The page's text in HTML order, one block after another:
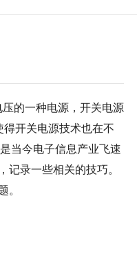
的一种电源，开关电源
开关电源技术也在不
当今电子信息产业飞速
记录一些相关的技巧。
。